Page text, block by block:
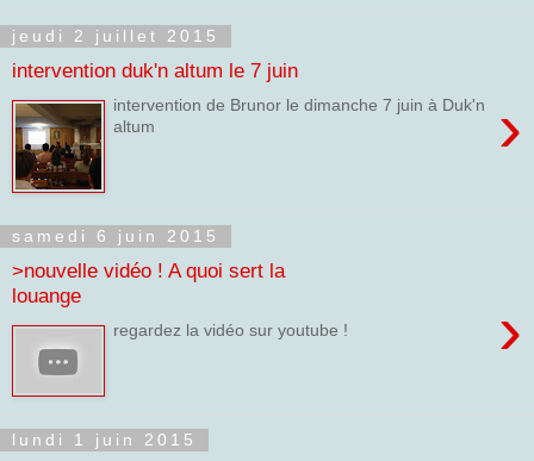
jeudi 2 juillet 2015
intervention duk'n altum le 7 juin
›
intervention de Brunor le dimanche 7 juin à Duk'n
altum
samedi 6 juin 2015
>nouvelle vidéo ! A quoi sert la
louange
›
regardez la vidéo sur youtube !
lundi 1 juin 2015